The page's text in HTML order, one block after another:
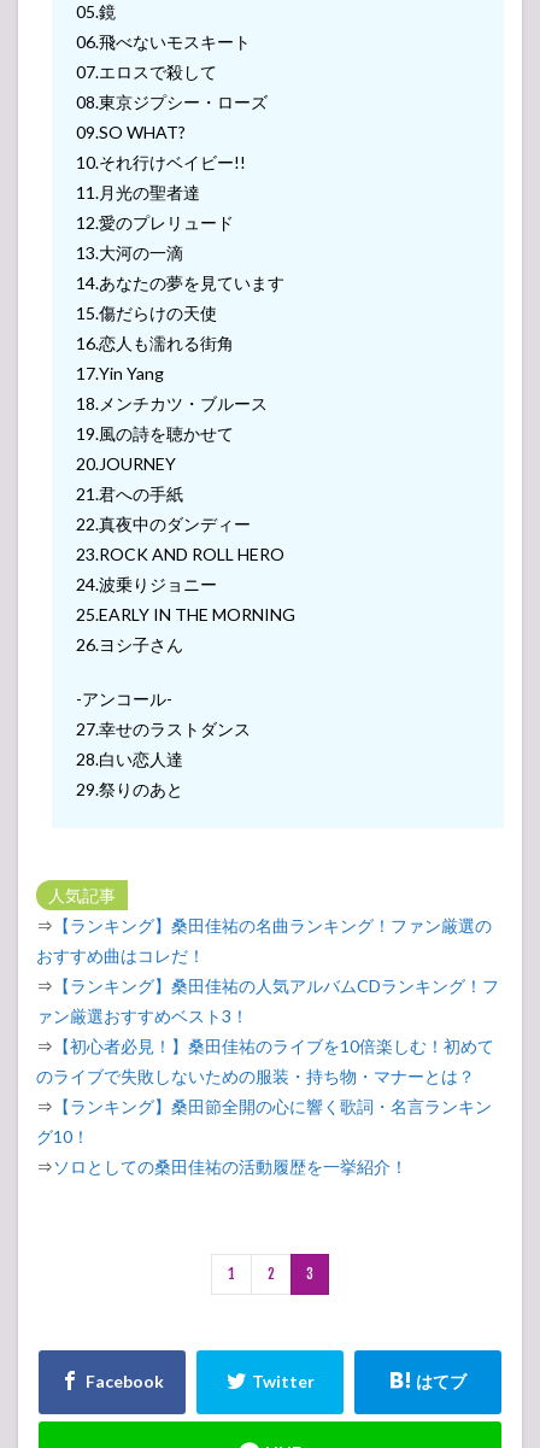
05.鏡
06.飛べないモスキート
07.エロスで殺して
08.東京ジプシー・ローズ
09.SO WHAT?
10.それ行けベイビー!!
11.月光の聖者達
12.愛のプレリュード
13.大河の一滴
14.あなたの夢を見ています
15.傷だらけの天使
16.恋人も濡れる街角
17.Yin Yang
18.メンチカツ・ブルース
19.風の詩を聴かせて
20.JOURNEY
21.君への手紙
22.真夜中のダンディー
23.ROCK AND ROLL HERO
24.波乗りジョニー
25.EARLY IN THE MORNING
26.ヨシ子さん
-アンコール-
27.幸せのラストダンス
28.白い恋人達
29.祭りのあと
人気記事
⇒ 【ランキング】桑田佳祐の名曲ランキング！ファン厳選の
おすすめ曲はコレだ！
⇒ 【ランキング】桑田佳祐の人気アルバムCDランキング！フ
ァン厳選おすすめベスト3！
⇒ 【初心者必見！】桑田佳祐のライブを10倍楽しむ！初めて
のライブで失敗しないための服装・持ち物・マナーとは？
⇒ 【ランキング】桑田節全開の心に響く歌詞・名言ランキン
グ10！
⇒ソロとしての桑田佳祐の活動履歴を一挙紹介！
1 2 3